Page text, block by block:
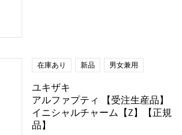
在庫あり 新品 男女兼用
ユキザキ
アルファプティ 【受注生産品】
イニシャルチャーム【Z】【正規
品】